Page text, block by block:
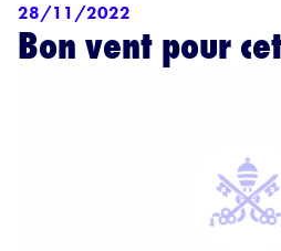
28/11/2022
Bon vent pour